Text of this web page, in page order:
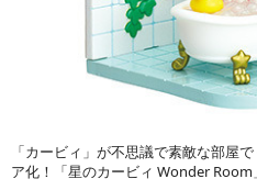
「カービィ」が不思議で素敵な部屋
ア化！「星のカービィ Wonder